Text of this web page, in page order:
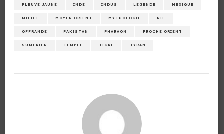
FLEUVE JAUNE INDE INDUS LEGENDE MEXIQUE
MILICE MOYEN ORIENT MYTHOLOGIE NIL
OFFRANDE PAKISTAN PHARAON PROCHE ORIENT
SUMERIEN TEMPLE TIGRE TYRAN